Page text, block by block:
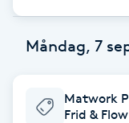
Fettreducering
Fillers
Måndag, 7
Matwork
Frid &